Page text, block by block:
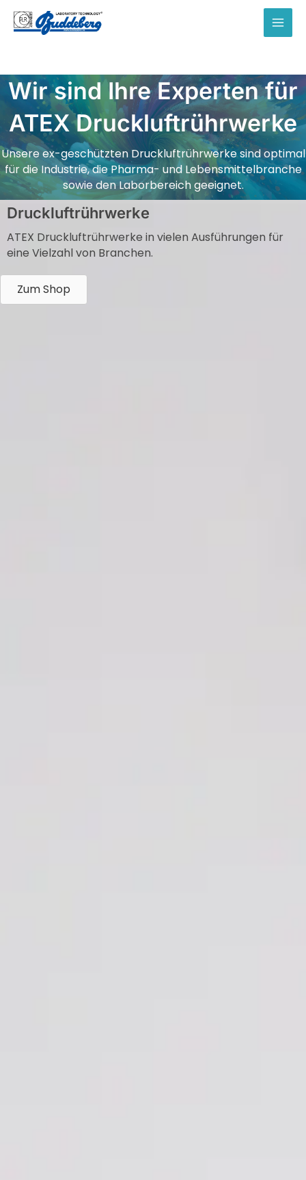
Zum
Inhalt
springen
Wir sind Ihre Experten für
ATEX Druckluftrührwerke
Unsere ex-geschützten Druckluftrührwerke sind optimal
für die Industrie, die Pharma- und Lebensmittelbranche
sowie den Laborbereich geeignet.
Druckluftrührwerke
ATEX Druckluftrührwerke in vielen Ausführungen für
eine Vielzahl von Branchen.
Zum Shop